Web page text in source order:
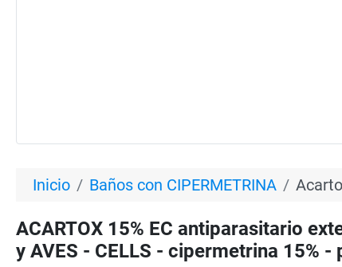
Inicio Baños con CIPERMETRINA
ACARTOX 15% EC antiparasitario
y AVES - CELLS - cipermetrina 15%